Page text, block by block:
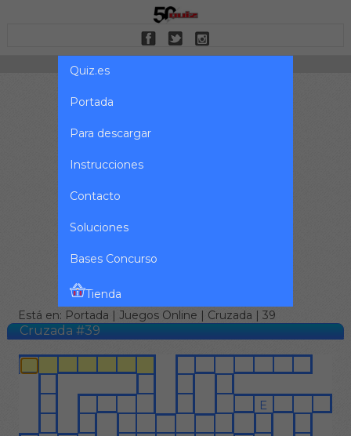
Quiz.es
Portada
Para descargar
Instrucciones
Contacto
Soluciones
Bases Concurso
Tienda
Está en: Portada | Juegos Online | Cruzada | 39
Cruzada #39